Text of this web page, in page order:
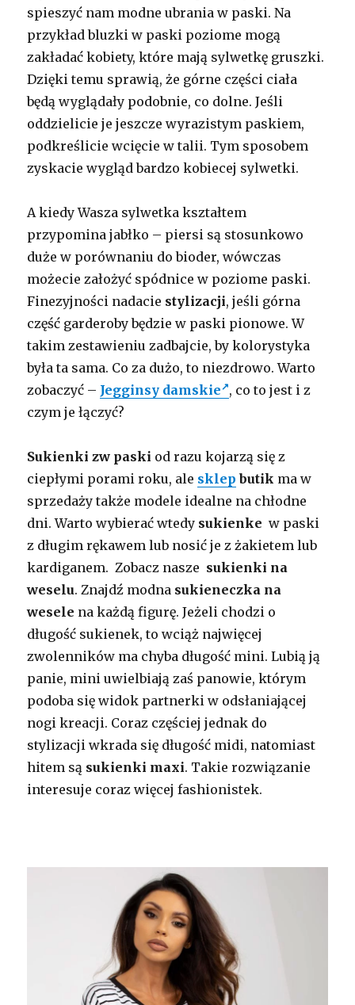
spieszyć nam modne ubrania w paski. Na
przykład bluzki w paski poziome mogą
zakładać kobiety, które mają sylwetkę gruszki.
Dzięki temu sprawią, że górne części ciała
będą wyglądały podobnie, co dolne. Jeśli
oddzielicie je jeszcze wyrazistym paskiem,
podkreślicie wcięcie w talii. Tym sposobem
zyskacie wygląd bardzo kobiecej sylwetki.
A kiedy Wasza sylwetka kształtem
przypomina jabłko – piersi są stosunkowo
duże w porównaniu do bioder, wówczas
możecie założyć spódnice w poziome paski.
Finezyjności nadacie stylizacji, jeśli górna
część garderoby będzie w paski pionowe. W
takim zestawieniu zadbajcie, by kolorystyka
była ta sama. Co za dużo, to niezdrowo. Warto
zobaczyć – Jegginsy damskie , co to jest i z
czym je łączyć?
Sukienki zw paski od razu kojarzą się z
ciepłymi porami roku, ale sklep butik ma w
sprzedaży także modele idealne na chłodne
dni. Warto wybierać wtedy sukienke w paski
z długim rękawem lub nosić je z żakietem lub
kardiganem. Zobacz nasze sukienki na
weselu. Znajdź modna sukieneczka na
wesele na każdą figurę. Jeżeli chodzi o
długość sukienek, to wciąż najwięcej
zwolenników ma chyba długość mini. Lubią ją
panie, mini uwielbiają zaś panowie, którym
podoba się widok partnerki w odsłaniającej
nogi kreacji. Coraz częściej jednak do
stylizacji wkrada się długość midi, natomiast
hitem są sukienki maxi. Takie rozwiązanie
interesuje coraz więcej fashionistek.